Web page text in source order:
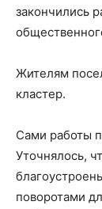
закончились
Жителям
кластер.
Сами работы
Уточнялось,
поворотами